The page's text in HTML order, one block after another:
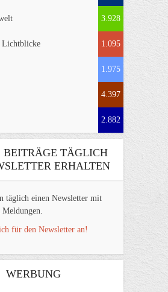
3.928
1.095
1.975
4.397
2.882
BEITRÄGE TÄGLICH
ERHALTEN
täglich einen Newsletter mit
für den Newsletter an!
WERBUNG